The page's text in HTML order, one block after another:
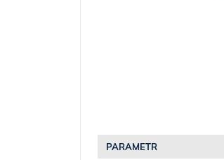
PARAMETR